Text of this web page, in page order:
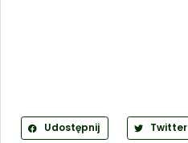
Udostępnij Twitter